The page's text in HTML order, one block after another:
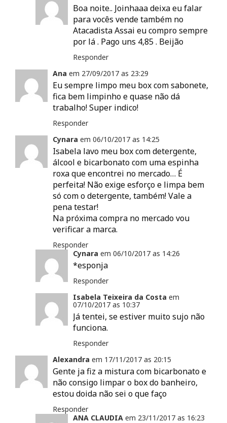
Boa noite.. Joinhaaa deixa eu falar
para vocês vende também no
Atacadista Assai eu compro sempre
por lá . Pago uns 4,85 . Beijão
Responder
Ana em 27/09/2017 as 23:29
Eu sempre limpo meu box com sabonete,
fica bem limpinho e quase não dá
trabalho! Super indico!
Responder
Cynara em 06/10/2017 as 14:25
Isabela lavo meu box com detergente,
álcool e bicarbonato com uma espinha
roxa que encontrei no mercado… É
perfeita! Não exige esforço e limpa bem
só com o detergente, também! Vale a
pena testar!
Na próxima compra no mercado vou
verificar a marca.
Responder
Cynara em 06/10/2017 as 14:26
*esponja
Responder
Isabela Teixeira da Costa em
07/10/2017 as 10:37
Já tentei, se estiver muito sujo não
funciona.
Responder
Alexandra em 17/11/2017 as 20:15
Gente ja fiz a mistura com bicarbonato e
não consigo limpar o box do banheiro,
estou doida não sei o que faço
Responder
ANA CLAUDIA em 23/11/2017 as 16:23